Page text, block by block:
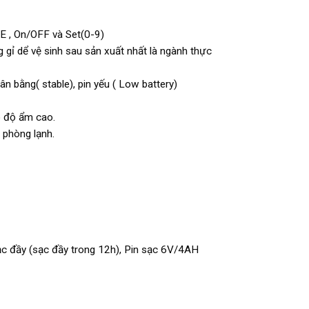
, On/OFF và Set(0-9)
dể vệ sinh sau sản xuất nhất là ngành thực
bằng( stable), pin yếu ( Low battery)
ẩm cao.
lạnh.
đầy (sạc đầy trong 12h), Pin sạc 6V/4AH